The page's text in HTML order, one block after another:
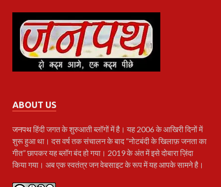
ABOUT US
जनपथहिंदी जगत के शुरुआती ब्लॉगों में है। यह 2006 के आखिरी दिनों में
शुरू हुआ था। दस वर्ष तक संचालन के बाद “नोटबंदी के खिलाफ़ जनता का
गीत” छापकर यह ब्लॉग बंद हो गया। 2019 के अंत में इसे दोबारा ज़िंदा
किया गया। अब एक स्वतंत्र जन वेबसाइट के रूप में यह आपके सामने है।